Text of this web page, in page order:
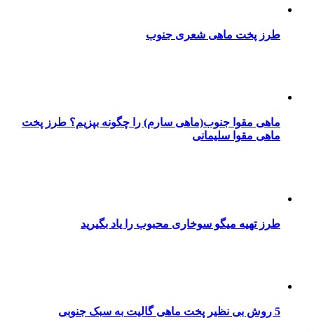
طرز پخت ماهی شعری جنوب
ماهی مقوا جنوب(ماهی سارم) را چگونه بپزیم؟ طرز پخت
ماهی مقوا سلیمانی
طرز تهیه میگو سوخاری محبوب را یاد بگیرید
5 روش بی نظیر پخت ماهی گالیت به سبک جنوبی